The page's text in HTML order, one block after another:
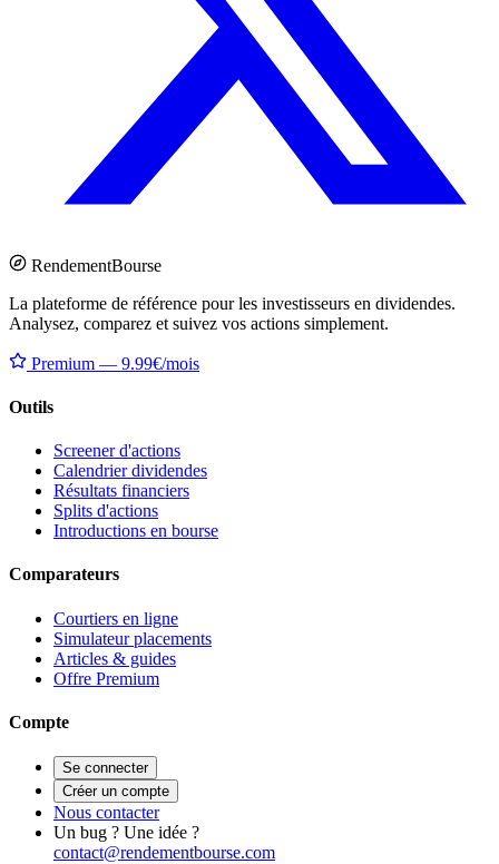
RendementBourse
La plateforme de référence pour les investisseurs en dividendes.
Analysez, comparez et suivez vos actions simplement.
Premium — 9.99€/mois
Outils
Screener d'actions
Calendrier dividendes
Résultats financiers
Splits d'actions
Introductions en bourse
Comparateurs
Courtiers en ligne
Simulateur placements
Articles & guides
Offre Premium
Compte
Se connecter
Créer un compte
Nous contacter
Un bug ? Une idée ?
contact@rendementbourse.com